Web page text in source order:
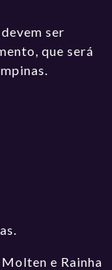
devem ser
que será
e Rainha